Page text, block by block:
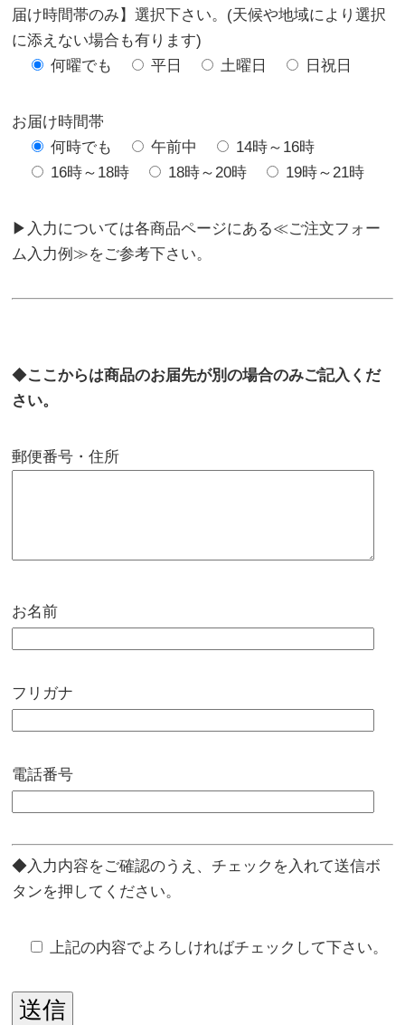
届け時間帯のみ】選択下さい。(天候や地域により選択
に添えない場合も有ります)
何曜でも
平日 土曜日 日祝日
お届け時間帯
何時でも
午前中
14時～16時
16時～18時
18時～20時 19時～21時
▶入力については各商品ページにある≪ご注文フォー
ム入力例≫をご参考下さい。
◆ここからは商品のお届先が別の場合のみご記入くだ
さい。
郵便番号・住所
お名前
フリガナ
電話番号
◆入力内容をご確認のうえ、チェックを入れて送信ボ
タンを押してください。
上記の内容でよろしければチェックして下さい。